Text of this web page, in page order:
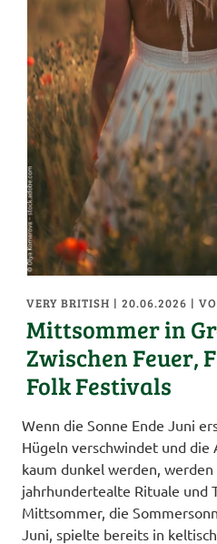
VERY BRITISH | 20.06.2026 |
Mittsommer in
Zwischen Feuer,
Folk Festivals
Wenn die Sonne Ende Juni
Hügeln verschwindet und die
kaum dunkel werden,
jahrhundertealte Rituale und
Mittsommer, die
Juni, spielte bereits in